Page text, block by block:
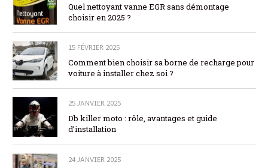
Quel nettoyant vanne EGR sans démontage
choisir en 2025 ?
15 FÉVRIER 2025
Comment bien choisir sa borne de recharge pour
voiture à installer chez soi ?
25 JANVIER 2025
Db killer moto : rôle, avantages et guide
d’installation
24 JANVIER 2025